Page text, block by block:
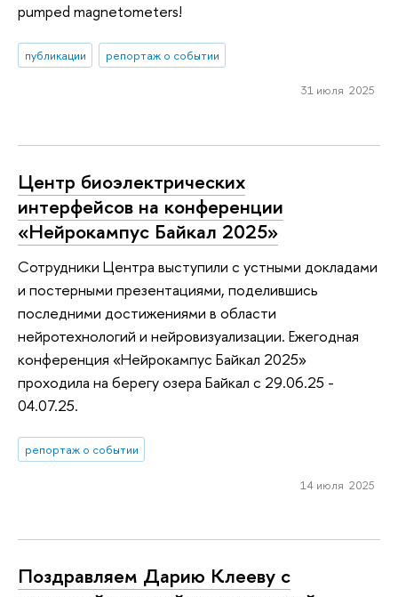
pumped magnetometers!
публикации репортаж о событии
31 июля 2025
Центр биоэлектрических
интерфейсов на конференции
«Нейрокампус Байкал 2025»
Сотрудники Центра выступили с устными докладами
и постерными презентациями, поделившись
последними достижениями в области
нейротехнологий и нейровизуализации. Ежегодная
конференция «Нейрокампус Байкал 2025»
проходила на берегу озера Байкал с 29.06.25 -
04.07.25.
репортаж о событии
14 июля 2025
Поздравляем Дарию Клееву с